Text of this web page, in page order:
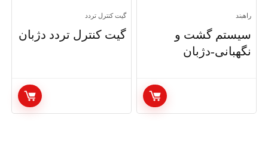
راهبند
سیستم گشت و
نگهبانی-دژبان
گیت کنترل تردد
گیت کنترل تردد دژبان